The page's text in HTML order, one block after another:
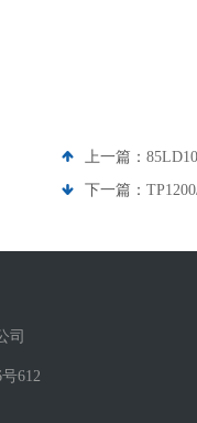
上一篇：
下一篇：
司
612